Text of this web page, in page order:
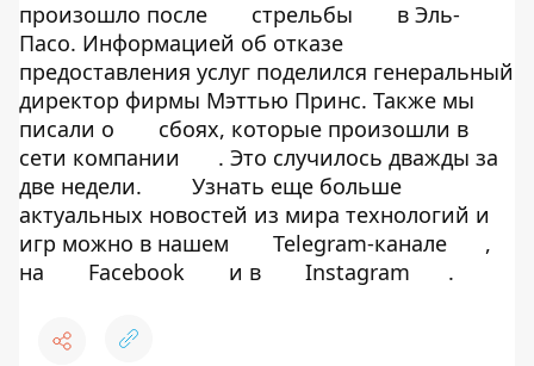
произошло после
стрельбы
в Эль-
Пасо. Информацией об отказе
предоставления услуг поделился генеральный
директор фирмы Мэттью Принс. Также мы
писали о
сбоях, которые произошли в
сети компании
. Это случилось дважды за
две недели.
Узнать еще больше
актуальных новостей из мира технологий и
игр можно в нашем
Telegram-канале
,
на
Facebook и в Instagram .